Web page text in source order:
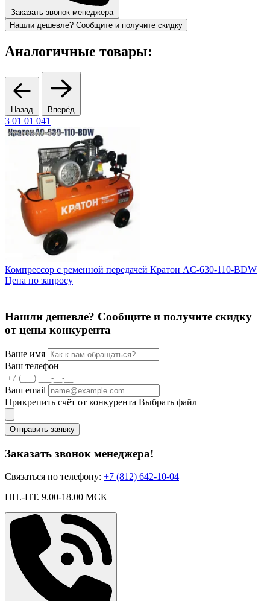
Заказать звонок менеджера
Нашли дешевле? Сообщите и получите скидку
Аналогичные товары:
Назад Вперёд
3 01 01 041
Компрессор с ременной передачей Кратон AC-630-110-BDW
Цена по запросу
Нашли дешевле? Сообщите и получите скидку
от цены конкурента
Ваше имя
Ваш телефон
Ваш email
Прикрепить счёт от конкурента Выбрать файл
Отправить заявку
Заказать звонок менеджера!
Связаться по телефону: +7 (812) 642-10-04
ПН.-ПТ. 9.00-18.00 МСК